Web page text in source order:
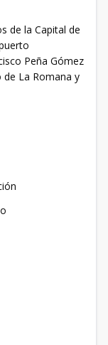
de la Capital de
Peña Gómez
La Romana y